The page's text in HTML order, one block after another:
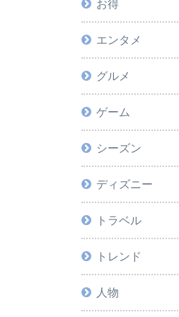
お得
エンタメ
グルメ
ゲーム
シーズン
ディズニー
トラベル
トレンド
人物